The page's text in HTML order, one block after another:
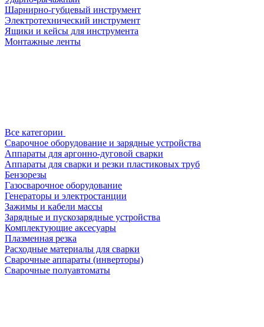
Шарнирно-губцевый инструмент
Электротехнический инструмент
Ящики и кейсы для инструмента
Монтажные ленты
Все категории
Сварочное оборудование и зарядные устройства
Аппараты для аргонно-дуговой сварки
Аппараты для сварки и резки пластиковых труб
Бензорезы
Газосварочное оборудование
Генераторы и электростанции
Зажимы и кабели массы
Зарядные и пускозарядные устройства
Комплектующие аксесуары
Плазменная резка
Расходные материалы для сварки
Сварочные аппараты (инверторы)
Сварочные полуавтоматы